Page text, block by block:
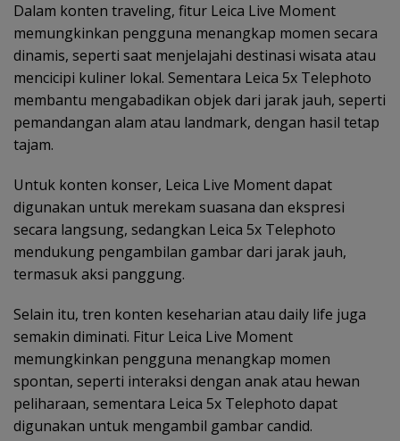
Dalam konten traveling, fitur Leica Live Moment
memungkinkan pengguna menangkap momen secara
dinamis, seperti saat menjelajahi destinasi wisata atau
mencicipi kuliner lokal. Sementara Leica 5x Telephoto
membantu mengabadikan objek dari jarak jauh, seperti
pemandangan alam atau landmark, dengan hasil tetap
tajam.
Untuk konten konser, Leica Live Moment dapat
digunakan untuk merekam suasana dan ekspresi
secara langsung, sedangkan Leica 5x Telephoto
mendukung pengambilan gambar dari jarak jauh,
termasuk aksi panggung.
Selain itu, tren konten keseharian atau daily life juga
semakin diminati. Fitur Leica Live Moment
memungkinkan pengguna menangkap momen
spontan, seperti interaksi dengan anak atau hewan
peliharaan, sementara Leica 5x Telephoto dapat
digunakan untuk mengambil gambar candid.